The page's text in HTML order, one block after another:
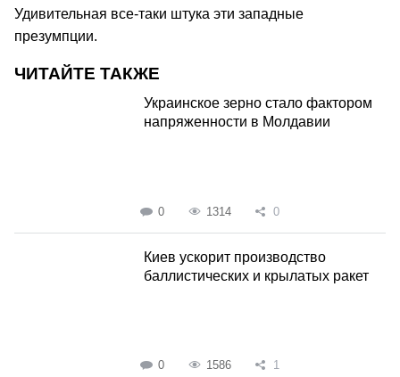
Удивительная все-таки штука эти западные
презумпции.
ЧИТАЙТЕ ТАКЖЕ
Украинское зерно стало фактором
напряженности в Молдавии
0 1314 0
Киев ускорит производство
баллистических и крылатых ракет
0 1586 1